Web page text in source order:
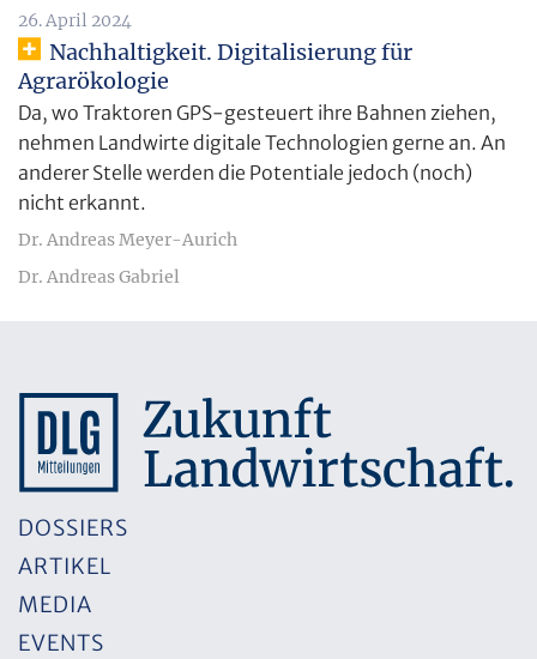
26. April 2024
Nachhaltigkeit. Digitalisierung für
Agrarökologie
Da, wo Traktoren GPS-gesteuert ihre Bahnen ziehen,
nehmen Landwirte digitale Technologien gerne an. An
anderer Stelle werden die Potentiale jedoch (noch)
nicht erkannt.
Dr. Andreas Meyer-Aurich
Dr. Andreas Gabriel
DOSSIERS
ARTIKEL
MEDIA
EVENTS